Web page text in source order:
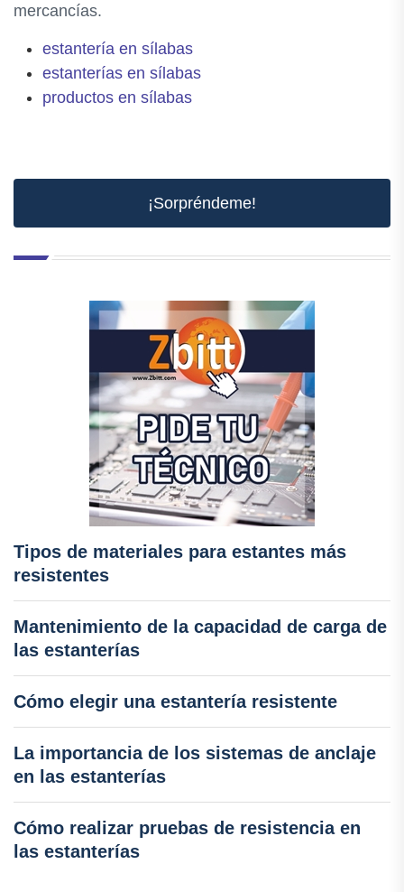
mercancías.
estantería en sílabas
estanterías en sílabas
productos en sílabas
¡Sorpréndeme!
Tipos de materiales para estantes más
resistentes
Mantenimiento de la capacidad de carga de
las estanterías
Cómo elegir una estantería resistente
La importancia de los sistemas de anclaje
en las estanterías
Cómo realizar pruebas de resistencia en
las estanterías